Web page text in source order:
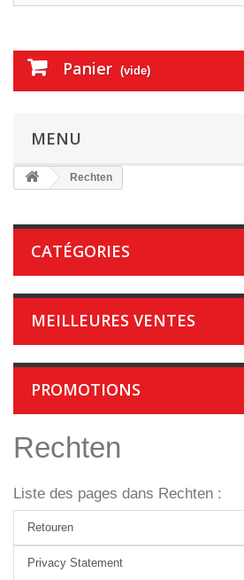
Panier (vide)
MENU
Rechten
CATÉGORIES
MEILLEURES VENTES
PROMOTIONS
Rechten
Liste des pages dans Rechten :
Retouren
Privacy Statement